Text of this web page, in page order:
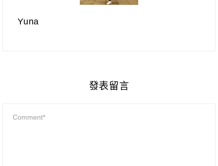
Yuna
發表留言